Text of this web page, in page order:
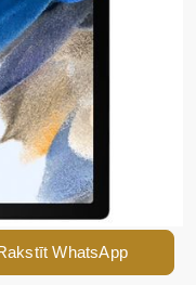
WhatsApp